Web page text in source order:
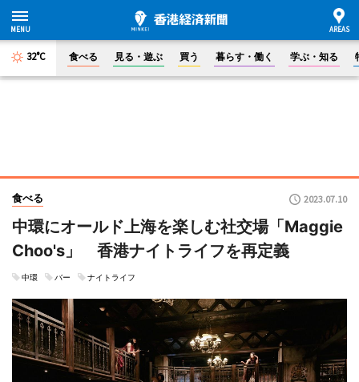
32°C 食べる 見る・遊ぶ 買う 暮らす・働く 学ぶ・知る
食べる 2023.07.10
中環にオールド上海を楽しむ社交場「Maggie
Choo's」 香港ナイトライフを再定義
中環 バー ナイトライフ